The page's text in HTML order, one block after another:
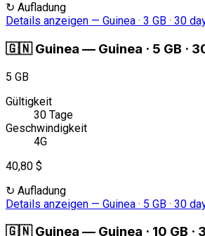
↻ Aufladung
Details anzeigen — Guinea · 3 GB · 30
🇬🇳 Guinea — Guinea · 5 GB ·
5 GB
Gültigkeit
30 Tage
Geschwindigkeit
4G
40,80 $
↻ Aufladung
Details anzeigen — Guinea · 5 GB · 30
🇬🇳 Guinea — Guinea · 10 GB ·